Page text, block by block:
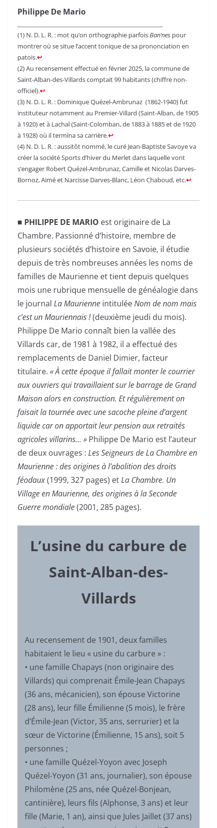
Philippe De Mario
(1) N. D. L. R. : mot qu’on orthographie parfoisBan’nes pour
montrer où se situe l’accent tonique de sa prononciation en
patois.↩︎
(2) Au recensement effectué en février 2025, la commune de
Saint-Alban-des-Villards comptait 99 habitants (chiffre non-
officiel).↩︎
(3) N. D. L. R. : Dominique Quézel-Ambrunaz (1862-1940) fut
instituteur notamment au Premier-Villard (Saint-Alban, de 1905
à 1920) et à Lachal (Saint-Colomban, de 1883 à 1885 et de 1920
à 1928) où il termina sa carrière.↩︎
(4) N. D. L. R. : aussitôt nommé, le curé Jean-Baptiste Savoye va
créer la société Sports d’hiver du Merlet dans laquelle vont
s’engager Robert Quézel-Ambrunaz, Camille et Nicolas Darves-
Bornoz, Aimé et Narcisse Darves-Blanc, Léon Chaboud, etc.↩︎
■ PHILIPPE DE MARIO est originaire de La
Chambre. Passionné d’histoire, membre de
plusieurs sociétés d’histoire en Savoie, il étudie
depuis de très nombreuses années les noms de
familles de Maurienne et tient depuis quelques
mois une rubrique mensuelle de généalogie dans
le journal La Maurienne intituléeNom de nom mais
c’est un Mauriennais !(deuxième jeudi du mois).
Philippe De Mario connaît bien la vallée des
Villards car, de 1981 à 1982, il a effectué des
remplacements de Daniel Dimier, facteur
titulaire. « À cette époque il fallait monter le courrier
aux ouvriers qui travaillaient sur le barrage de Grand
Maison alors en construction. Et régulièrement on
faisait la tournée avec une sacoche pleine d’argent
liquide car on apportait leur pension aux retraités
agricoles villarins… » Philippe De Mario est l’auteur
de deux ouvrages : Les Seigneurs de La Chambre en
Maurienne : des origines à l’abolition des droits
féodaux(1999, 327 pages) etLa Chambre. Un
Village en Maurienne, des origines à la Seconde
Guerre mondiale(2001, 285 pages).
L’usine du carbure de
Saint-Alban-des-
Villards
Au recensement de 1901, deux familles
habitaient le lieu « usine du carbure » :
• une famille Chapays (non originaire des
Villards) qui comprenait Émile-Jean Chapays
(36 ans, mécanicien), son épouse Victorine
(28 ans), leur fille Émilienne (5 mois), le frère
d’Émile-Jean (Victor, 35 ans, serrurier) et la
sœur de Victorine (Émilienne, 15 ans), soit 5
personnes ;
• une famille Quézel-Yoyon avec Joseph
Quézel-Yoyon (31 ans, journalier), son épouse
Philomène (25 ans, née Quézel-Bonjean,
cantinière), leurs fils (Alphonse, 3 ans) et leur
fille (Marie, 1 an), ainsi que Jules Jaillet (37 ans)